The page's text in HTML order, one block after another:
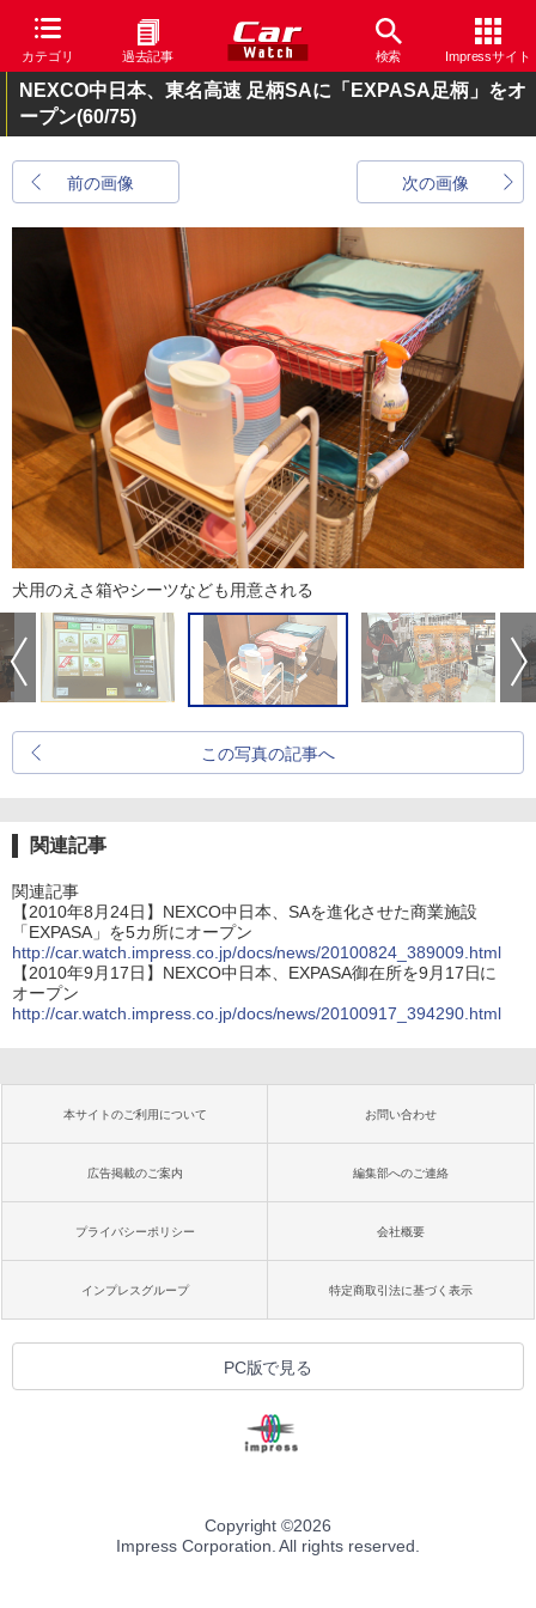
カテゴリ 過去記事 検索 Impressサイト
NEXCO中日本、東名高速 足柄SAに「EXPASA足柄」をオ
ープン(60/75)
前の画像 次の画像
犬用のえさ箱やシーツなども用意される
この写真の記事へ
関連記事
関連記事
【2010年8月24日】NEXCO中日本、SAを進化させた商業施設
「EXPASA」を5カ所にオープン
http://car.watch.impress.co.jp/docs/news/20100824_389009.html
【2010年9月17日】NEXCO中日本、EXPASA御在所を9月17日に
オープン
http://car.watch.impress.co.jp/docs/news/20100917_394290.html
本サイトのご利用について お問い合わせ
広告掲載のご案内 編集部へのご連絡
プライバシーポリシー 会社概要
インプレスグループ 特定商取引法に基づく表示
PC版で見る
Copyright ©2026
Impress Corporation. All rights reserved.